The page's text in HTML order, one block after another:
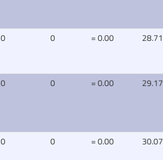
0 0 = 0.00 28.71
0 0 = 0.00 29.17
0 0 = 0.00 30.07